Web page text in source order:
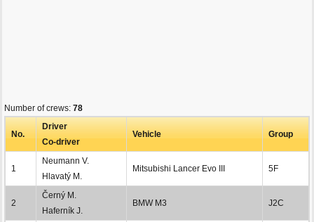
Number of crews: 78
No.
Driver
Co-driver
Vehicle Group
1
Neumann V.
Hlavatý M.
Mitsubishi Lancer Evo III 5F
2
Černý M.
Haferník J.
BMW M3 J2C